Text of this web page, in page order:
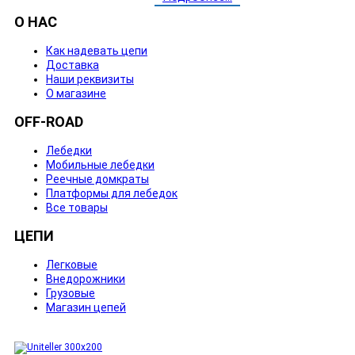
О НАС
Как надевать цепи
Доставка
Наши реквизиты
О магазине
OFF-ROAD
Лебедки
Мобильные лебедки
Реечные домкраты
Платформы для лебедок
Все товары
ЦЕПИ
Легковые
Внедорожники
Грузовые
Магазин цепей